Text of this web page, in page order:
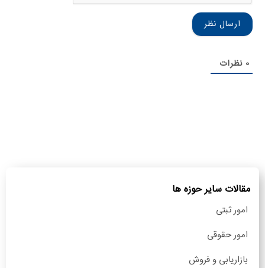
0 نظرات
مقالات سایر حوزه ها
امور ثبتی
امور حقوقی
بازاریابی و فروش